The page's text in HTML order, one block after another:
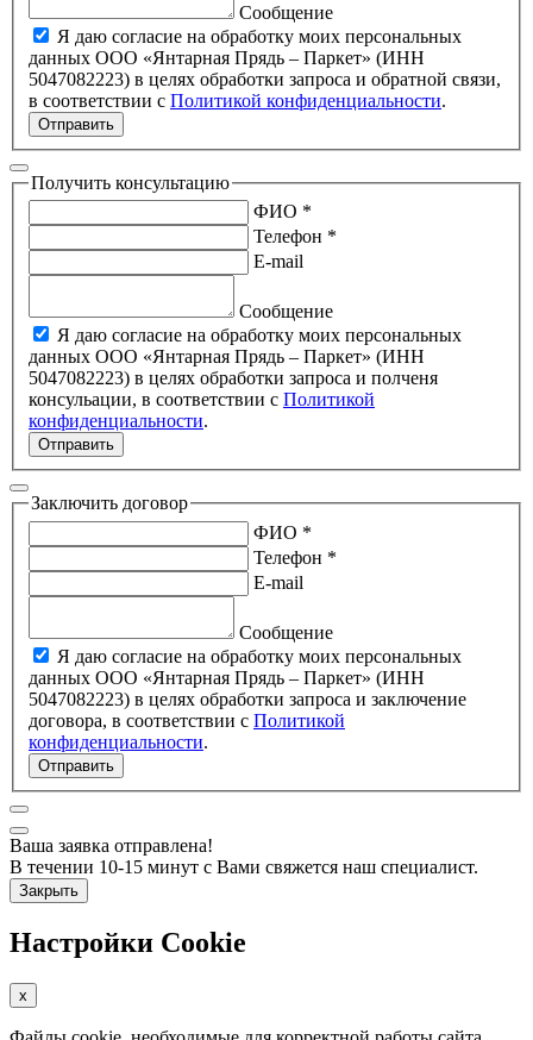
Сообщение
Я даю согласие на обработку моих персональных
данных ООО «Янтарная Прядь – Паркет» (ИНН
5047082223) в целях обработки запроса и обратной связи,
в соответствии с Политикой конфиденциальности.
Отправить
Получить консультацию
ФИО *
Телефон *
E-mail
Сообщение
Я даю согласие на обработку моих персональных
данных ООО «Янтарная Прядь – Паркет» (ИНН
5047082223) в целях обработки запроса и полченя
консульации, в соответствии с Политикой
конфиденциальности.
Отправить
Заключить договор
ФИО *
Телефон *
E-mail
Сообщение
Я даю согласие на обработку моих персональных
данных ООО «Янтарная Прядь – Паркет» (ИНН
5047082223) в целях обработки запроса и заключение
договора, в соответствии с Политикой
конфиденциальности.
Отправить
Ваша заявка отправлена!
В течении 10-15 минут с Вами свяжется наш специалист.
Закрыть
Настройки Cookie
x